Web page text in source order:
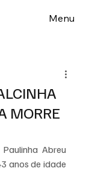
Menu
MORRE
Abreu
anos de idade